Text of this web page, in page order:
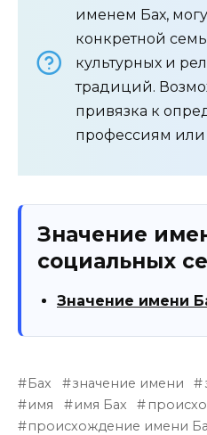
именем Бах,
конкретной
культурных и
традиций.
привязка к
профессиям или
Значение
социальных
Значение имени
Бах значение имени
имя
имя Бах
происхождение имени